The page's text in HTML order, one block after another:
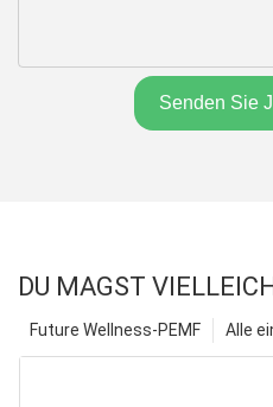
Senden Sie
DU MAGST
Alle
Future Wellness-PEMF